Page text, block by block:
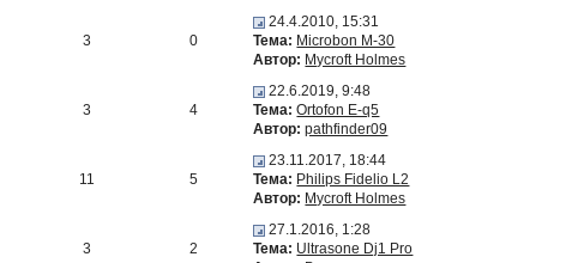
3 0
24.4.2010, 15:31
Тема: Microbon M-30
Автор: Mycroft Holmes
3 4
22.6.2019, 9:48
Тема: Ortofon E-q5
Автор: pathfinder09
11 5
23.11.2017, 18:44
Тема: Philips Fidelio L2
Автор: Mycroft Holmes
3 2
27.1.2016, 1:28
Тема: Ultrasone Dj1 Pro